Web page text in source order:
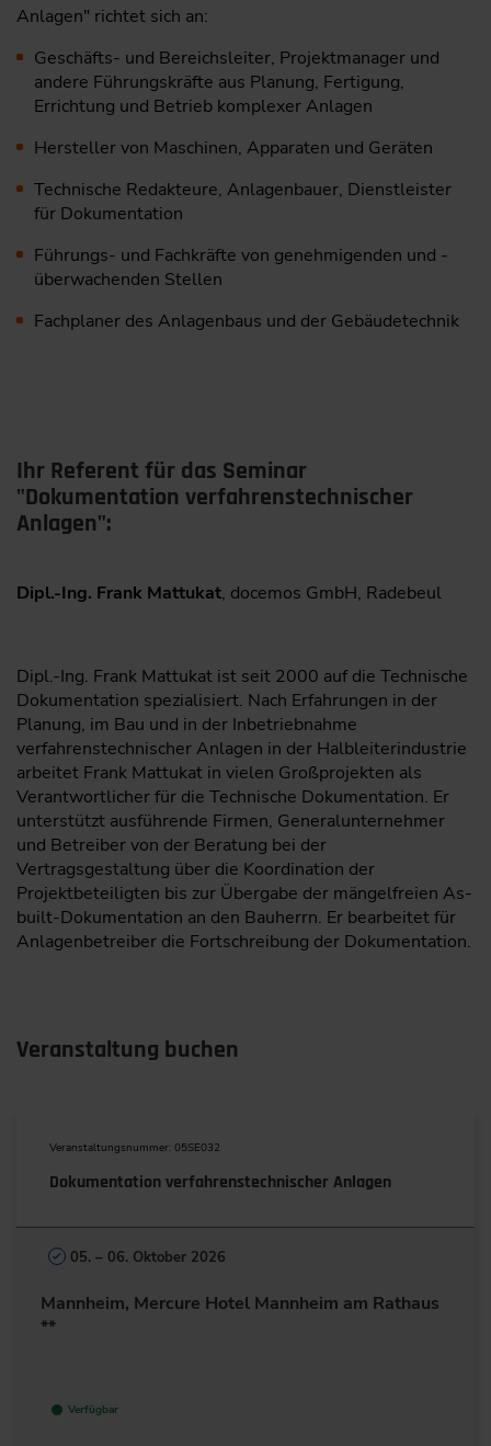
Anlagen" richtet sich an:
Geschäfts- und Bereichsleiter, Projektmanager und
andere Führungskräfte aus Planung, Fertigung,
Errichtung und Betrieb komplexer Anlagen
Hersteller von Maschinen, Apparaten und Geräten
Technische Redakteure, Anlagenbauer, Dienstleister
für ­Dokumentation
Führungs- und Fachkräfte von genehmigenden und ­
überwachenden Stellen
Fachplaner des Anlagenbaus und der Gebäudetechnik
Ihr Referent für das Seminar
"Dokumentation verfahrenstechnischer
Anlagen":
Dipl.-Ing. Frank Mattukat, docemos GmbH, Radebeul
Dipl.-Ing. Frank Mattukat ist seit 2000 auf die Technische
Dokumentation spezialisiert. Nach Erfahrungen in der
Planung, im Bau und in der Inbetriebnahme
verfahrenstechnischer Anlagen in der Halbleiterindustrie
arbeitet Frank Mattukat in vielen Großprojekten als
Verantwortlicher für die Technische Dokumentation. Er
unterstützt ausführende Firmen, Generalunternehmer
und Betreiber von der Beratung bei der
Vertragsgestaltung über die Koordination der
Projektbeteiligten bis zur Übergabe der mängelfreien As-
built-Dokumentation an den Bauherrn. Er bearbeitet für
Anlagenbetreiber die Fortschreibung der Dokumentation.
Veranstaltung buchen
Veranstaltungsnummer: 05SE032
Dokumentation verfahrenstechnischer Anlagen
05. – 06. Oktober 2026
Mannheim, Mercure Hotel Mannheim am Rathaus
**
Verfügbar